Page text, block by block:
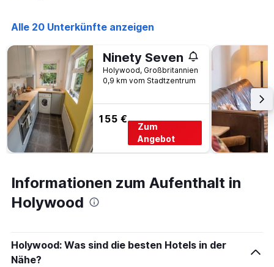
Alle 20 Unterkünfte anzeigen
Ninety Seven
Holywood, Großbritannien
0,9 km vom Stadtzentrum
155 €
Zum
Angebot
Informationen zum Aufenthalt in
Holywood
Holywood: Was sind die besten Hotels in der
Nähe?